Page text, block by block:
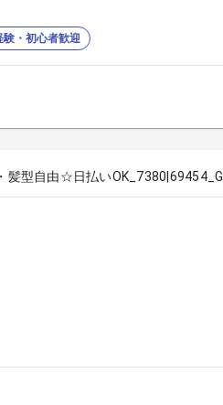
験・初心者歓迎
髪型自由☆日払いOK_7380|69454_G